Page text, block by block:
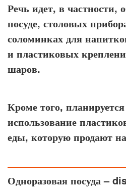
Речь идет, в частности,
посуде, столовых
соломинках для
и пластиковых
шаров.
Кроме того,
использование
еды, которую продают
Одноразовая посуда–